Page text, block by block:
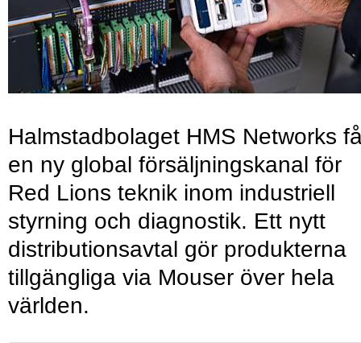
Halmstadbolaget HMS Networks
en ny global försäljningskanal för
Red Lions teknik inom industriell
styrning och diagnostik. Ett nytt
distributionsavtal gör produkterna
tillgängliga via Mouser över hela
världen.